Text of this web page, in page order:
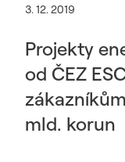
3. 12. 2019
Projekty
od ČEZ
mld. korun